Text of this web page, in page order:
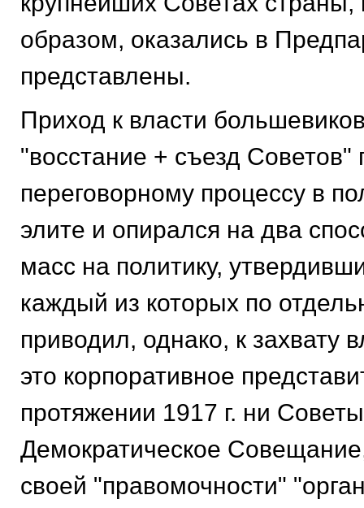
образом, оказались в
представлены.
Приход к власти
"восстание + съезд Советов"
переговорному процессу в
элите и опирался на два
масс на политику,
каждый из которых по
приводил, однако, к захвату
это корпоративное
протяжении 1917 г. ни
Демократическое
своей "правомочности"